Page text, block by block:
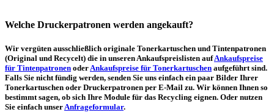
Welche Druckerpatronen werden angekauft?
Wir vergüten ausschließlich originale Tonerkartuschen und Tintenpatronen
(Original und Recycelt) die in unseren Ankaufspreislisten aufAnkaufspreise
für Tintenpatronen oder Ankaufspreise für Tonerkartuschen aufgeführt sind.
Falls Sie nicht fündig werden, senden Sie uns einfach ein paar Bilder Ihrer
Tonerkartuschen oder Druckerpatronen per E-Mail zu. Wir können Ihnen so
bestimmt sagen, ob sich Ihre Module für das Recycling eignen. Oder nutzen
Sie einfach unser Anfrageformular.